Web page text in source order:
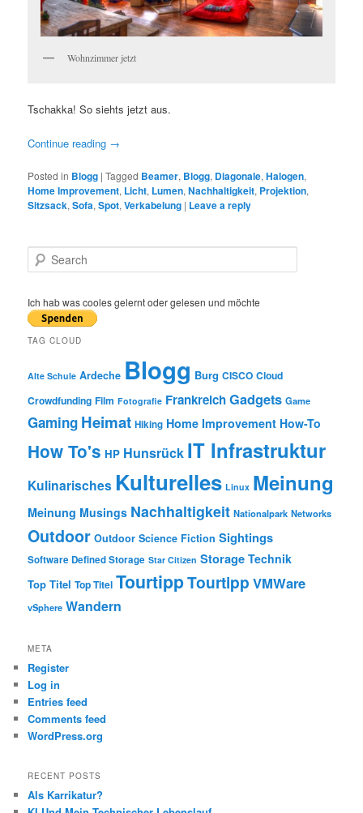
Wohnzimmer jetzt
Tschakka! So siehts jetzt aus.
Continue reading →
Posted in Blogg |Tagged Beamer, Blogg, Diagonale,Halogen,
Home Improvement, Licht, Lumen,Nachhaltigkeit, Projektion,
Sitzsack,Sofa,Spot,Verkabelung | Leave a reply
e
r
c
h
Ich hab was cooles gelernt oder gelesen und möchte
TAG CLOUD
Alte Schule Ardeche Blogg Burg CISCO Cloud
Crowdfunding Film Fotografie FrankreichGadgets Game
Gaming Heimat Hiking Home Improvement How-To
How To's HP Hunsrück IT Infrastruktur
Kulinarisches Kulturelles Linux Meinung
Meinung Musings Nachhaltigkeit Nationalpark Networks
Outdoor Outdoor Science Fiction Sightings
Software Defined Storage Star Citizen Storage Technik
Top Titel Top Titel TourtippTourtipp VMWare
vSphere Wandern
META
Register
Log in
Entries feed
Comments feed
WordPress.org
RECENT POSTS
Als Karrikatur?